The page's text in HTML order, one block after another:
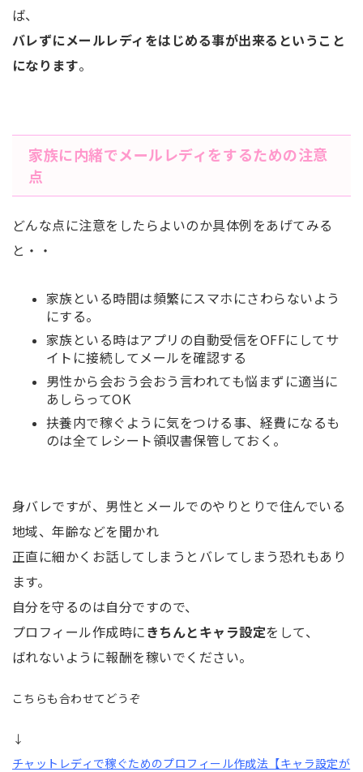
ば、
バレずにメールレディをはじめる事が出来るということ
になります。
家族に内緒でメールレディをするための注意
点
どんな点に注意をしたらよいのか具体例をあげてみる
と・・
家族といる時間は頻繁にスマホにさわらないよう
にする。
家族といる時はアプリの自動受信をOFFにしてサ
イトに接続してメールを確認する
男性から会おう会おう言われても悩まずに適当に
あしらってOK
扶養内で稼ぐように気をつける事、経費になるも
のは全てレシート領収書保管しておく。
身バレですが、 男性とメールでのやりとりで住んでいる
地域、年齢などを聞かれ
正直に細かくお話してしまうとバレてしまう恐れもあり
ます。
自分を守るのは自分ですので、
プロフィール作成時にきちんとキャラ設定をして、
ばれないように報酬を稼いでください。
こちらも合わせてどうぞ
↓
チャットレディで稼ぐためのプロフィール作成法【キャラ設定が